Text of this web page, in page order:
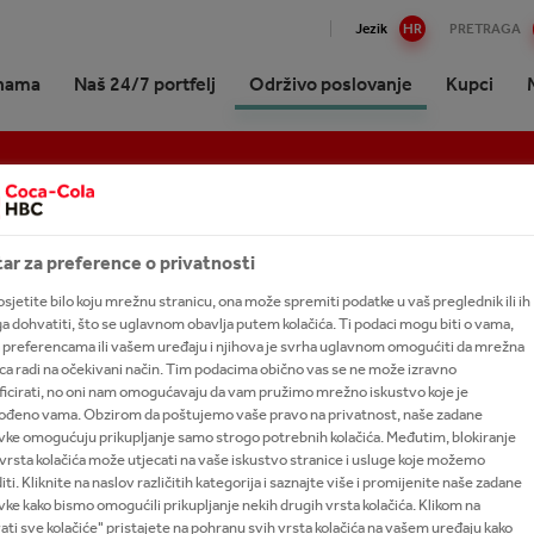
Jezik HR PRETRAGA
Naš 24/7 portfelj Održivo poslovanje Kupci
o Coca-Coli HBC Hrvatska
vizija strategija i svrha
tvrtke
s tvrtkom The Coca-
vrijednosti za sve dionike
nagradne igre i dobitnici
marke A - Z
naš portfelj 24/7
bezalkoholni napitci
napitci za odrasle
sokovi
čajevi
Kokteli
održivom poslovanju i
učinci
o održivome poslovanju
na lokalnu zajednicu
i pokroviteljstva
Colina podrška mladima
Mission Refresh
za kupce
surađivati s Coca-Colom HBC
u budućnost
postati dijelom našeg tima
dijelom prodajnog tima
talenata
postavljena pitanja
Raise the Bar
Raise the Bar
the Bar Youth
Raise the Bar
DO MORA 2023.
IZDANJA PROJEKTA OD
DRVEĆA U GRADOVIMA KAKO BI
ZRAKA
za preference o privatnosti
bilo koju mrežnu stranicu, ona može spremiti podatke u vaš preglednik ili ih
dohvatiti, što se uglavnom obavlja putem kolačića. Ti podaci mogu biti o vama,
ili vašem uređaju i njihova je svrha uglavnom omogućiti da mrežna
radi na očekivani način. Tim podacima obično vas se ne može izravno
no oni nam omogućavaju da vam pružimo mrežno iskustvo koje je
vama. Obzirom da poštujemo vaše pravo na privatnost, naše zadane
omogućuju prikupljanje samo strogo potrebnih kolačića. Međutim, blokiranje
kolačića može utjecati na vaše iskustvo stranice i usluge koje možemo
Kliknite na naslov različitih kategorija i saznajte više i promijenite naše zadane
kako bismo omogućili prikupljanje nekih drugih vrsta kolačića. Klikom na
sve kolačiće" pristajete na pohranu svih vrsta kolačića na vašem uređaju kako